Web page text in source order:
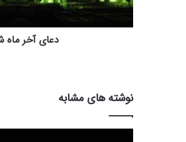
دعای آخر ماه
نوشته های مشابه